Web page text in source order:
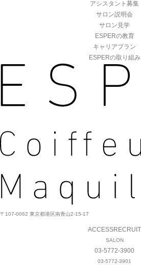
アシスタント募集
サロン説明会
サロン見学
ESPERの教育
キャリアプラン
ESPERの取り組み
〒107-0062 東京都港区南青山2-15-17
ACCESSRECRUIT
SALON
03-5772-3900
03-5772-3901